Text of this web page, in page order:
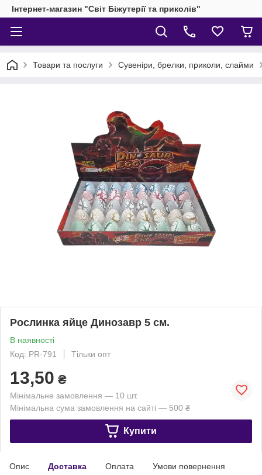
Інтернет-магазин "Світ Біжутерії та приколів"
Товари та послуги Сувеніри, брелки, приколи, слайми
Рослинка яйце Динозавр 5 см.
В наявності
Код: PR-791
Тільки опт
13,50 ₴
Мінімальне замовлення — 10 шт.
Мінімальна сума замовлення на сайті — 500 ₴
Купити
Опис Доставка Оплата Умови повернення